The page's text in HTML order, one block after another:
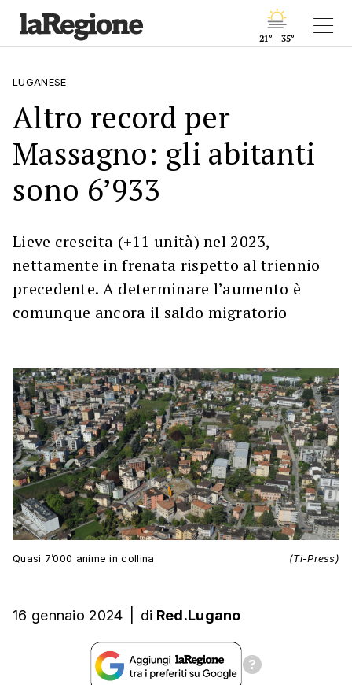
21° - 35°
LUGANESE
Altro record per
Massagno: gli abitanti
sono 6’933
Lieve crescita (+11 unità) nel 2023,
nettamente in frenata rispetto al triennio
precedente. A determinare l’aumento è
comunque ancora il saldo migratorio
Quasi 7’000 anime in collina (Ti-Press)
16 gennaio 2024 di Red.Lugano